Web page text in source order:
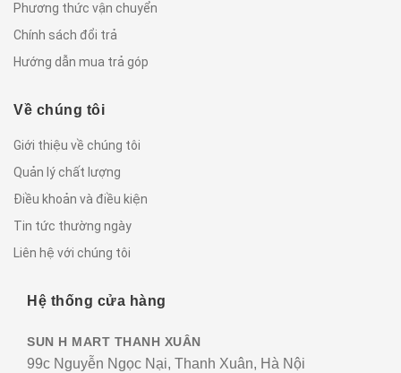
Phương thức vận chuyển
Chính sách đổi trả
Hướng dẫn mua trả góp
Về chúng tôi
Giới thiệu về chúng tôi
Quản lý chất lượng
Điều khoản và điều kiện
Tin tức thường ngày
Liên hệ với chúng tôi
Hệ thống cửa hàng
SUN H MART THANH XUÂN
99c Nguyễn Ngọc Nại, Thanh Xuân, Hà Nội